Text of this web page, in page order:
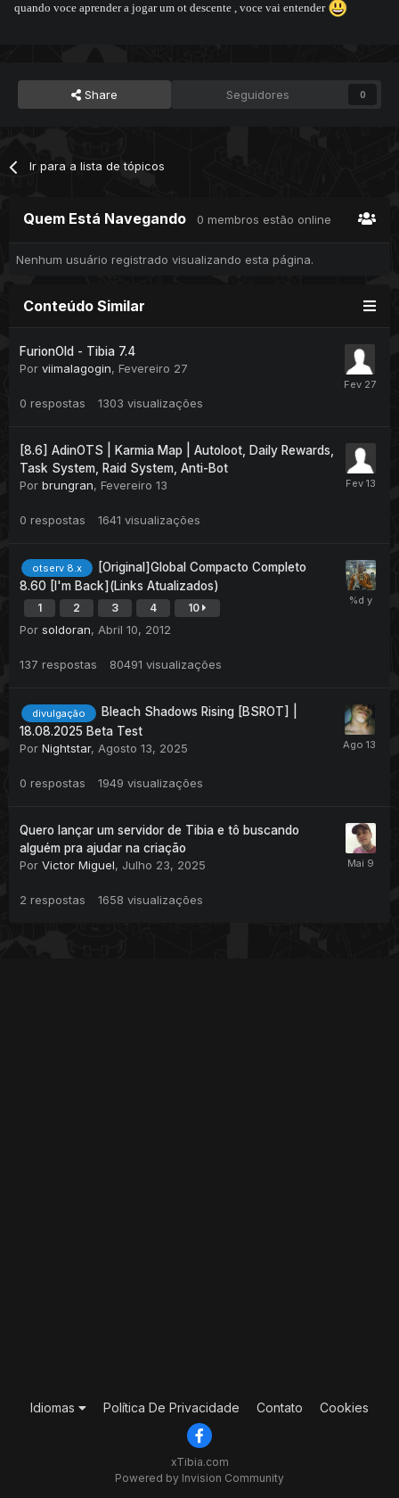
quando voce aprender a jogar um ot descente , voce vai entender
Share Seguidores 0
Ir para a lista de tópicos
Quem Está Navegando 0 membros estão online
Nenhum usuário registrado visualizando esta página.
Conteúdo Similar
FurionOld - Tibia 7.4
Por viimalagogin, Fevereiro 27
0 respostas 1303 visualizações
[8.6] AdinOTS | Karmia Map | Autoloot, Daily Rewards,
Task System, Raid System, Anti-Bot
Por brungran, Fevereiro 13
0 respostas 1641 visualizações
otserv 8.x
[Original]Global Compacto Completo
8.60 [I'm Back](Links Atualizados)
1 2 3 4 10
Por soldoran, Abril 10, 2012
137 respostas 80491 visualizações
divulgação
Bleach Shadows Rising [BSROT] |
18.08.2025 Beta Test
Por Nightstar, Agosto 13, 2025
0 respostas 1949 visualizações
Quero lançar um servidor de Tibia e tô buscando
alguém pra ajudar na criação
Por Victor Miguel, Julho 23, 2025
2 respostas 1658 visualizações
Idiomas Política De Privacidade Contato Cookies
xTibia.com
Powered by Invision Community